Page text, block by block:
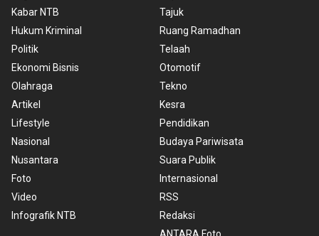
Kabar NTB
Hukum Kriminal
Politik
Ekonomi Bisnis
Olahraga
Artikel
Lifestyle
Nasional
Nusantara
Foto
Video
Infografik NTB
Tajuk
Ruang Ramadhan
Telaah
Otomotif
Tekno
Kesra
Pendidikan
Budaya Pariwisata
Suara Publik
Internasional
RSS
Redaksi
ANTARA Foto